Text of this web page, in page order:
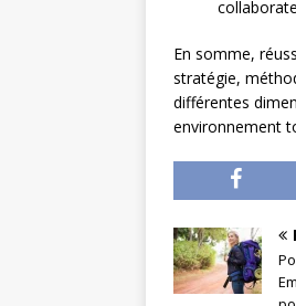
En somme,
stratégie,
différentes
environnement